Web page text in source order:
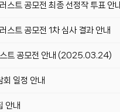
트 공모전 최종 선정작 투표 안
트 공모전 1차 심사 결과 안내
트 공모전 안내 (2025.03.24)
일정 안내
안내